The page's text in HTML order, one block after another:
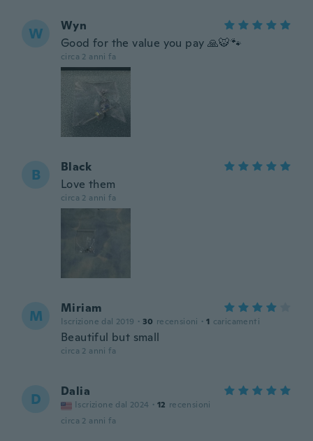
W
Wyn
Good for the value you pay 🙏🐯🐾
circa 2 anni fa
B
Black
Love them
circa 2 anni fa
M Miriam
Iscrizione dal 2019 · 30 recensioni · 1 caricamenti
Beautiful but small
circa 2 anni fa
D Dalia
Iscrizione dal 2024 · 12 recensioni
circa 2 anni fa